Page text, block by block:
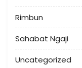
Rimbun
Sahabat Ngaji
Uncategorized